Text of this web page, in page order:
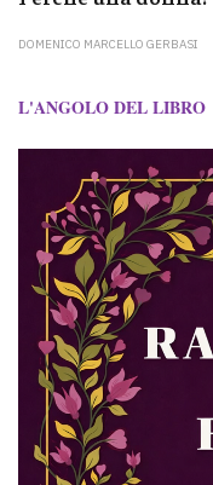
DOMENICO MARCELLO GERBASI
L'ANGOLO DEL LIBRO